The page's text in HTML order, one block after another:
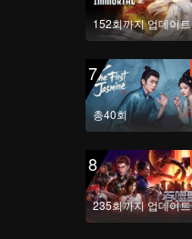
152회까지 업데이트
7
총40회
8
235회까지 업데이트